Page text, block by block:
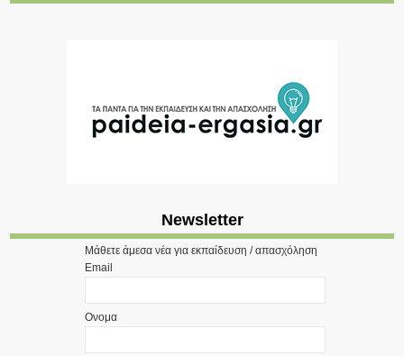
Newsletter
Μάθετε άμεσα νέα για εκπαίδευση / απασχόληση
Email
Ονομα